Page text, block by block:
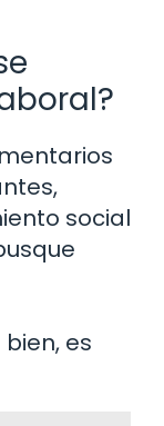
social
es